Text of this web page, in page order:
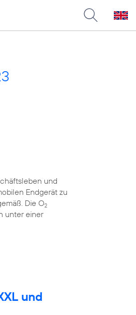
und
Endgerät zu
Die O2
unter einer
und